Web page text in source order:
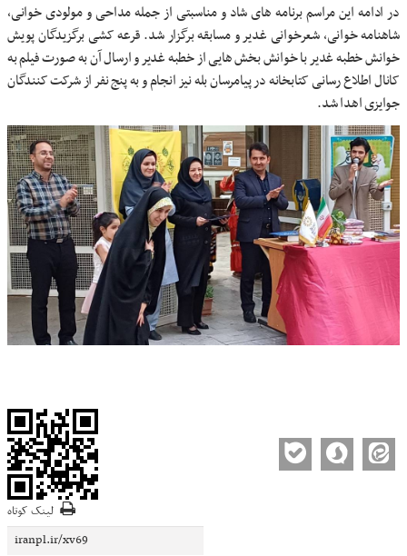
در ادامه این مراسم برنامه های شاد و مناسبتی از جمله مداحی و مولودی خوانی،
شاهنامه خوانی، شعرخوانی غدیر و مسابقه برگزار شد. قرعه کشی برگزیدگان پویش
خوانش خطبه غدیر با خوانش بخش هایی از خطبه غدیر و ارسال آن به صورت فیلم به
کانال اطلاع رسانی کتابخانه در پیامرسان بله نیز انجام و به پنج نفر از شرکت کنندگان
جوایزی اهدا شد.
لینک کوتاه